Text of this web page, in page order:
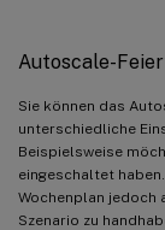
Autoscale-
Sie können das
unterschiedliche
Beispielsweise
eingeschaltet
Wochenplan jedoch
Szenario zu